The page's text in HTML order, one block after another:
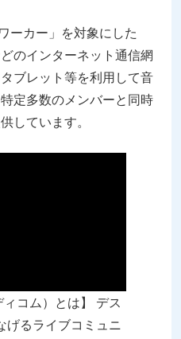
ーカー」を対象にした
のインターネット通信網
ブレット等を利用して音
定多数のメンバーと同時
しています。
コム）とは】 デス
げるライブコミュニ